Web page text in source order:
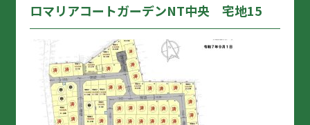
ロマリアコートガーデンNT中央 宅地15